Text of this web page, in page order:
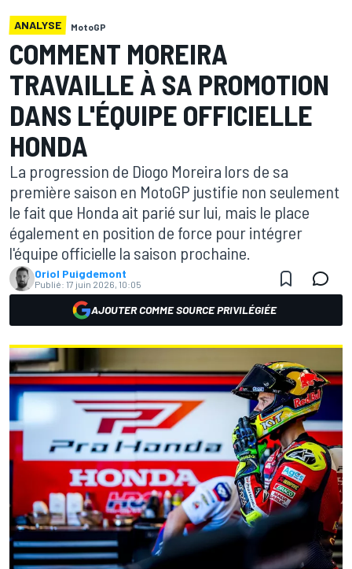
ANALYSE MotoGP
COMMENT MOREIRA
TRAVAILLE À SA PROMOTION
DANS L'ÉQUIPE OFFICIELLE
HONDA
La progression de Diogo Moreira lors de sa
première saison en MotoGP justifie non seulement
le fait que Honda ait parié sur lui, mais le place
également en position de force pour intégrer
l'équipe officielle la saison prochaine.
Oriol Puigdemont
Publié: 17 juin 2026, 10:05
AJOUTER COMME SOURCE PRIVILÉGIÉE